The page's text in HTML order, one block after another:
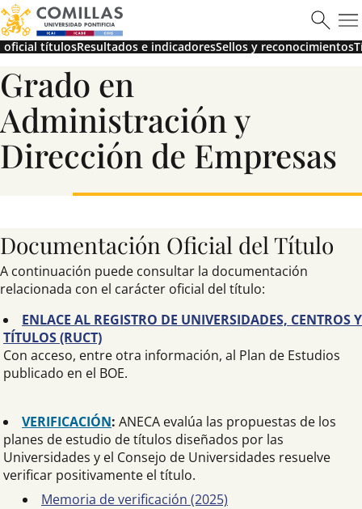
Máster en Ciberseguridad
Saber más
oficial títulosResultados e indicadoresSellos y reconocimientos
Grado en
Administración y
Dirección de Empresas
Documentación Oficial del Título
A continuación puede consultar la documentación
relacionada con el carácter oficial del título:
ENLACE AL REGISTRO DE UNIVERSIDADES, CENTROS Y
TÍTULOS (RUCT)
Con acceso, entre otra información, al Plan de Estudios
publicado en el BOE.
VERIFICACIÓN: ANECA evalúa las propuestas de los
planes de estudio de títulos diseñados por las
Universidades y el Consejo de Universidades resuelve
verificar positivamente el título.
Memoria de verificación (2025)